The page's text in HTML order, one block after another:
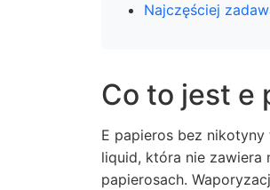
Najczęściej
Co to jest e
E papieros bez nikotyny
liquid, która nie zawiera
papierosach.